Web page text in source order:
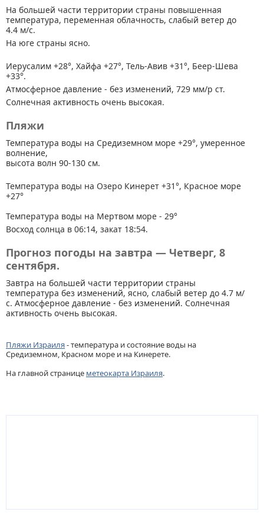
На большей части территории страны повышенная
температура, переменная облачность, слабый ветер до
4.4 м/с.
На юге страны ясно.
Иерусалим +28°, Хайфа +27°, Тель-Авив +31°, Беер-Шева
+33°.
Атмосферное давление - без изменений, 729 мм/р ст.
Солнечная активность очень высокая.
Пляжи
Температура воды на Средиземном море +29°, умеренное
волнение,
высота волн 90-130 см.
Температура воды на Озеро Кинерет +31°, Красное море
+27°
Температура воды на Мертвом море - 29°
Восход солнца в 06:14, закат 18:54.
Прогноз погоды на завтра — Четверг, 8
сентября.
Завтра на большей части территории страны
температура без изменений, ясно, слабый ветер до 4.7 м/
с. Атмосферное давление - без изменений. Солнечная
активность очень высокая.
Пляжи Израиля- температура и состояние воды на
Средиземном, Красном море и на Кинерете.
На главной странице метеокарта Израиля.